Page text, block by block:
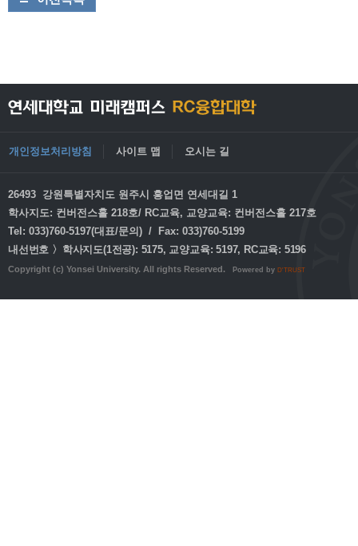
개인정보처리방침 사이트 맵 오시는 길
26493 강원특별자치도 원주시 흥업면 연세대길 1
학사지도: 컨버전스홀 218호/ RC교육, 교양교육: 컨버전스홀 217호
Tel: 033)760-5197(대표/문의) / Fax: 033)760-5199
내선번호 〉학사지도(1전공): 5175, 교양교육: 5197, RC교육: 5196
Copyright (c) Yonsei University. All rights Reserved. Powered by D'TRUST